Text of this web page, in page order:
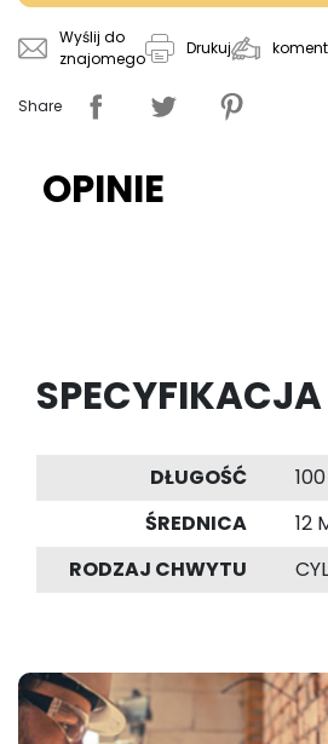
Wyślij do
znajomego
Drukuj
Share
OPINIE
SPECYFIKACJA
DŁUGOŚĆ
ŚREDNICA
12
RODZAJ CHWYTU